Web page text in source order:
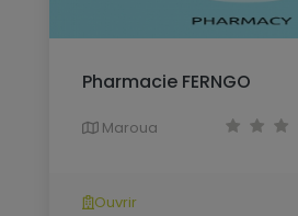
Pharmacie FERNGO
Maroua
Ouvrir